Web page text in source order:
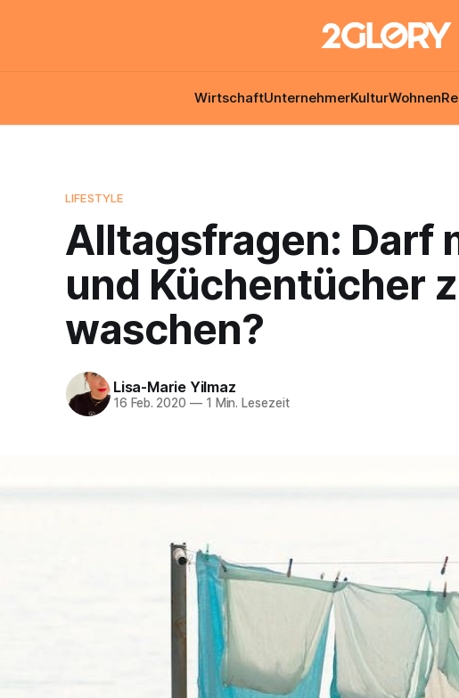
WirtschaftUnternehmerKulturWohnen
LIFESTYLE
Alltagsfragen: Darf
und Küchentücher
waschen?
Lisa-Marie Yilmaz
16 Feb. 2020 —1 Min. Lesezeit